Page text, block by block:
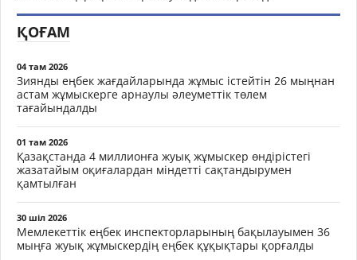
ҚОҒАМ
04 там 2026
Зиянды еңбек жағдайларында жұмыс істейтін 26 мыңнан
астам жұмыскерге арнаулы әлеуметтік төлем
тағайындалды
01 там 2026
Қазақстанда 4 миллионға жуық жұмыскер өндірістегі
жазатайым оқиғалардан міндетті сақтандырумен
қамтылған
30 шіл 2026
Мемлекеттік еңбек инспекторларының бақылауымен 36
мыңға жуық жұмыскердің еңбек құқықтары қорғалды